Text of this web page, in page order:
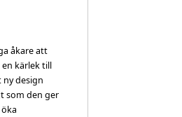
åkare att
kärlek till
ny design
som den ger